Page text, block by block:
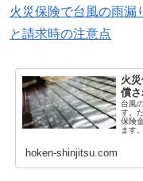
火災保険で台風の雨漏
と請求時の注意点
火
償
台風
す。
保険
ます。
hoken-shinjitsu.com